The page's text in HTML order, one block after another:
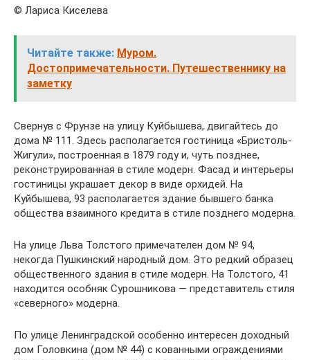
© Лариса Киселева
Читайте также: Муром.
Достопримечательности. Путешественнику на
заметку
Свернув с Фрунзе на улицу Куйбышева, двигайтесь до
дома № 111. Здесь располагается гостиница «Бристоль-
Жигули», построенная в 1879 году и, чуть позднее,
реконструированная в стиле модерн. Фасад и интерьеры
гостиницы украшает декор в виде орхидей. На
Куйбышева, 93 располагается здание бывшего банка
общества взаимного кредита в стиле позднего модерна.
На улице Льва Толстого примечателен дом № 94,
некогда Пушкинский народный дом. Это редкий образец
общественного здания в стиле модерн. На Толстого, 41
находится особняк Сурошникова — представитель стиля
«северного» модерна.
По улице Ленинградской особенно интересен доходный
дом Головкина (дом № 44) с кованными ограждениями